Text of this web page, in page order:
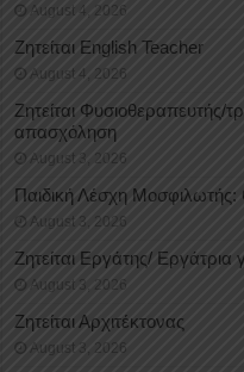
August 4, 2026
Ζητείται English Teacher
August 4, 2026
Ζητείται Φυσιοθεραπευτής/
απασχόληση
August 3, 2026
Παιδική Λέσχη
August 3, 2026
Ζητείται Εργάτης/
August 3, 2026
Ζητείται Αρχιτέκτονας
August 3, 2026